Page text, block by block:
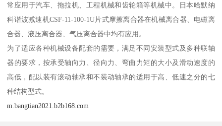
常应用于汽车、拖拉机、工程机械和齿轮箱等机械中。日本哈默纳
科谐波减速机CSF-11-100-1U片式摩擦离合器在机械离合器、电磁离
合器、液压离合器、气压离合器中均有应用。
为了适应各种机械设备配套的需要，满足不同安装型式及多种联轴
器的要求，按承受轴向力、径向力、弯曲力矩的大小及滑动速度的
高低，配以装有滚动轴承和不装动轴承的适用于高、低速之分的七
种结构型式。
m.bangtian2021.b2b168.com